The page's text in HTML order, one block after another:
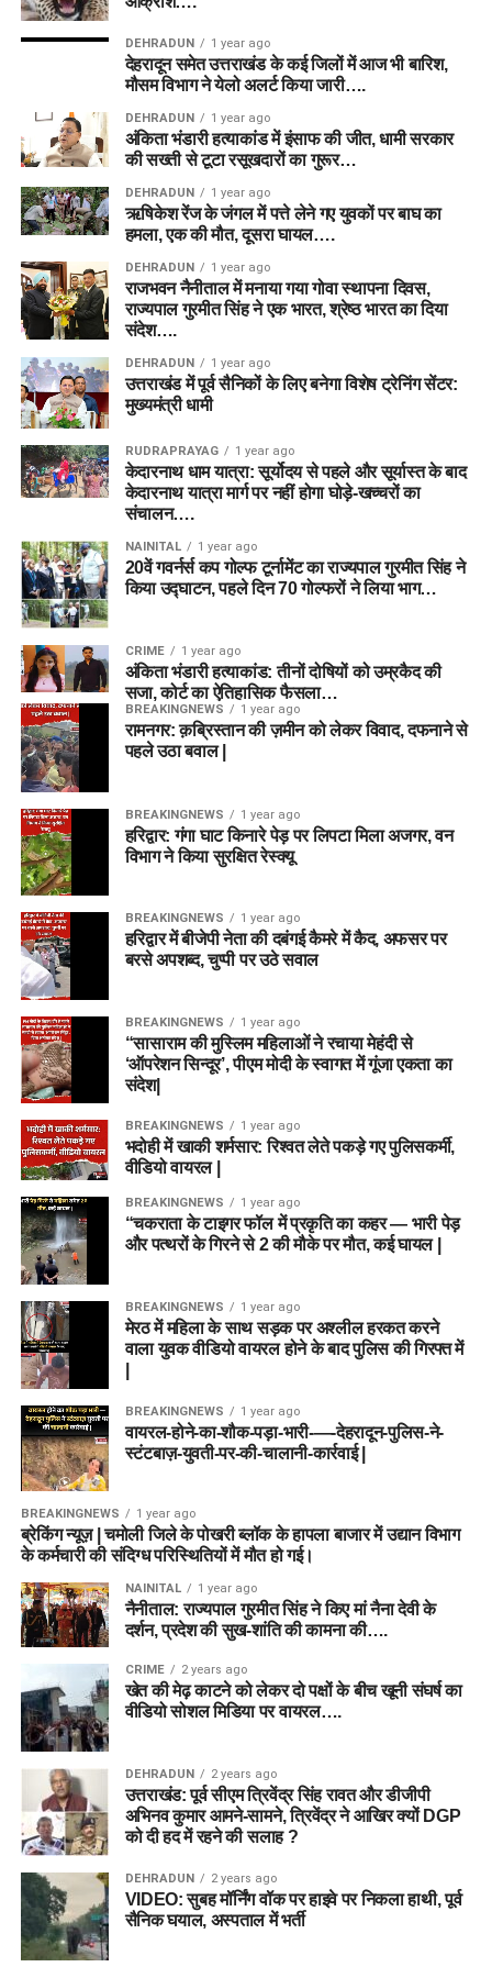
DEHRADUN 1 year ago
देहरादून समेत उत्तराखंड के कई जिलों में आज भी बारिश,
मौसम विभाग ने येलो अलर्ट किया जारी….
DEHRADUN 1 year ago
अंकिता भंडारी हत्याकांड में इंसाफ की जीत, धामी सरकार
की सख्ती से टूटा रसूखदारों का गुरूर…
DEHRADUN 1 year ago
ऋषिकेश रेंज के जंगल में पत्ते लेने गए युवकों पर बाघ का
हमला, एक की मौत, दूसरा घायल….
DEHRADUN 1 year ago
राजभवन नैनीताल में मनाया गया गोवा स्थापना दिवस,
राज्यपाल गुरमीत सिंह ने एक भारत, श्रेष्ठ भारत का दिया
संदेश….
DEHRADUN 1 year ago
उत्तराखंड में पूर्व सैनिकों के लिए बनेगा विशेष ट्रेनिंग सेंटर:
मुख्यमंत्री धामी
RUDRAPRAYAG 1 year ago
केदारनाथ धाम यात्रा: सूर्योदय से पहले और सूर्यास्त के बाद
केदारनाथ यात्रा मार्ग पर नहीं होगा घोड़े-खच्चरों का
संचालन….
NAINITAL 1 year ago
20वें गवर्नर्स कप गोल्फ टूर्नामेंट का राज्यपाल गुरमीत सिंह ने
किया उद्घाटन, पहले दिन 70 गोल्फरों ने लिया भाग…
CRIME 1 year ago
अंकिता भंडारी हत्याकांड: तीनों दोषियों को उम्रकैद की
सजा, कोर्ट का ऐतिहासिक फैसला…
BREAKINGNEWS 1 year ago
रामनगर: क़ब्रिस्तान की ज़मीन को लेकर विवाद, दफनाने से
पहले उठा बवाल |
BREAKINGNEWS 1 year ago
हरिद्वार: गंगा घाट किनारे पेड़ पर लिपटा मिला अजगर, वन
विभाग ने किया सुरक्षित रेस्क्यू
BREAKINGNEWS 1 year ago
हरिद्वार में बीजेपी नेता की दबंगई कैमरे में कैद, अफसर पर
बरसे अपशब्द, चुप्पी पर उठे सवाल
BREAKINGNEWS 1 year ago
“सासाराम की मुस्लिम महिलाओं ने रचाया मेहंदी से
‘ऑपरेशन सिन्दूर’, पीएम मोदी के स्वागत में गूंजा एकता का
संदेश|
BREAKINGNEWS 1 year ago
भदोही में खाकी शर्मसार: रिश्वत लेते पकड़े गए पुलिसकर्मी,
वीडियो वायरल |
BREAKINGNEWS 1 year ago
“चकराता के टाइगर फॉल में प्रकृति का कहर — भारी पेड़
और पत्थरों के गिरने से 2 की मौके पर मौत, कई घायल |
BREAKINGNEWS 1 year ago
मेरठ में महिला के साथ सड़क पर अश्लील हरकत करने
वाला युवक वीडियो वायरल होने के बाद पुलिस की गिरफ्त में
BREAKINGNEWS 1 year ago
वायरल-होने-का-शौक-पड़ा-भारी-—-देहरादून-पुलिस-ने-
स्टंटबाज़-युवती-पर-की-चालानी-कार्रवाई |
BREAKINGNEWS 1 year ago
ब्रेकिंग न्यूज़ | चमोली जिले के पोखरी ब्लॉक के हापला बाजार में उद्यान विभाग
के कर्मचारी की संदिग्ध परिस्थितियों में मौत हो गई।
NAINITAL 1 year ago
नैनीताल: राज्यपाल गुरमीत सिंह ने किए मां नैना देवी के
दर्शन, प्रदेश की सुख-शांति की कामना की….
CRIME 2 years ago
खेत की मेढ़ काटने को लेकर दो पक्षों के बीच खूनी संघर्ष का
वीडियो सोशल मिडिया पर वायरल….
DEHRADUN 2 years ago
उत्तराखंड: पूर्व सीएम त्रिवेंद्र सिंह रावत और डीजीपी
अभिनव कुमार आमने-सामने, त्रिवेंद्र ने आखिर क्यों DGP
को दी हद में रहने की सलाह ?
DEHRADUN 2 years ago
VIDEO: सुबह मॉर्निंग वॉक पर हाइवे पर निकला हाथी, पूर्व
सैनिक घयाल, अस्पताल में भर्ती